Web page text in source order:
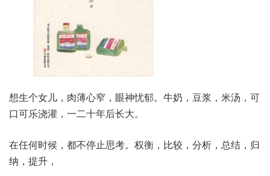
想生个女儿，肉薄心窄，眼神忧郁。牛奶，豆浆，米汤，可
口可乐浇灌，一二十年后长大。
在任何时候，都不停止思考。权衡，比较，分析，总结，归
纳，提升，